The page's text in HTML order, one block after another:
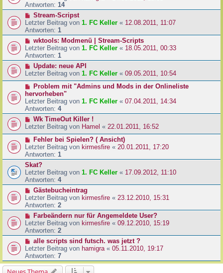
Antworten: 14
Stream-Scripst
Letzter Beitrag von 1. FC Keller « 12.08.2011, 11:07
Antworten: 1
wktools: Modmenü | Stream-Scripts
Letzter Beitrag von 1. FC Keller « 18.05.2011, 00:33
Antworten: 1
Update: neue API
Letzter Beitrag von 1. FC Keller « 09.05.2011, 10:54
Problem mit "Admins und Mods in der Onlineliste
hervorheben"
Letzter Beitrag von 1. FC Keller « 07.04.2011, 14:34
Antworten: 4
Wk TimeOut Killer !
Letzter Beitrag von Hamel « 22.01.2011, 16:52
Fehler bei Spielen? ( Ansicht)
Letzter Beitrag von kirmesfire « 20.01.2011, 17:20
Antworten: 1
Skat?
Letzter Beitrag von 1. FC Keller « 17.09.2012, 11:10
Antworten: 4
Gästebucheintrag
Letzter Beitrag von kirmesfire « 23.12.2010, 15:31
Antworten: 2
Farbeändern nur für Angemeldete User?
Letzter Beitrag von kirmesfire « 09.12.2010, 15:19
Antworten: 2
alle scripts sind futsch. was jetzt ?
Letzter Beitrag von hamigra « 05.11.2010, 19:17
Antworten: 7